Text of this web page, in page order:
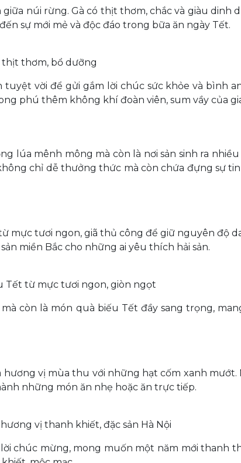
núi rừng. Gà có thịt thơm, chắc và giàu dinh
sự mới mẻ và độc đáo trong bữa ăn ngày Tết.
thịt thơm, bổ dưỡng
vời để gửi gắm lời chúc sức khỏe và bình
phú thêm không khí đoàn viên, sum vầy của
lúa mênh mông mà còn là nơi sản sinh ra nhiều
chỉ dễ thưởng thức mà còn chứa đựng sự
mực tươi ngon, giã thủ công để giữ nguyên độ
miền Bắc cho những ai yêu thích hải sản.
Tết từ mực tươi ngon, giòn ngọt
còn là món quà biếu Tết đầy sang trọng,
hương vị mùa thu với những hạt cốm xanh
những món ăn nhẹ hoặc ăn trực tiếp.
vị thanh khiết, đặc sản Hà Nội
chúc mừng, mong muốn một năm mới thanh